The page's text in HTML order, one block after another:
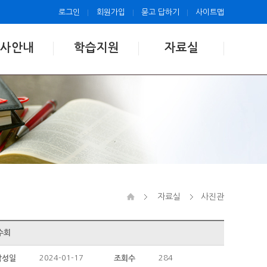
로그인 회원가입 묻고 답하기 사이트맵
안내 학습지원 자료실
자료실 사진관
회
성일 2024-01-17 조회수 284